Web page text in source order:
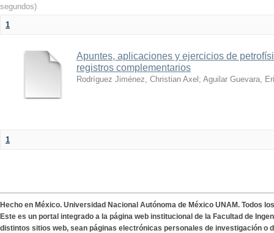
segundos)
1
Apuntes, aplicaciones y ejercicios de
registros complementarios
Rodríguez Jiménez, Christian Axel ; Aguilar Guevara,
1
Hecho en México. Universidad Nacional Autónoma de México UNAM. Todos
Este es un portal integrado a la página web institucional de la Facultad de
distintos sitios web, sean páginas electrónicas personales de investigación o